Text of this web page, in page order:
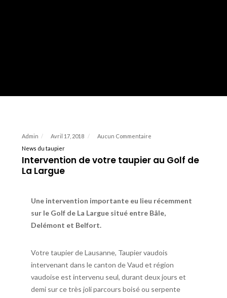
Admin Avril 17, 2018
Aucun Commentaire
News du taupier
Intervention de votre taupier au Golf de
La Largue
Une intervention importante eu lieu récemment
sur le Golf de La Largue situé entre Bâle,
Delémont et Belfort.
Votre taupier de Lausanne, Taupier vaudois
intervenant dans le canton de Vaud et région
vaudoise est intervenu seul, durant deux jours et
demi sur ce très joli parcours boisé ou serpente